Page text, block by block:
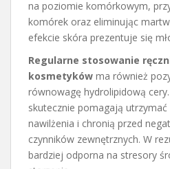
na poziomie komórkowym,
komórek oraz eliminując
efekcie skóra prezentuje się
Regularne stosowanie
kosmetyków ma również
równowagę hydrolipidową
skutecznie pomagają
nawilżenia i chronią przed
czynników zewnętrznych. W
bardziej odporna na stresory